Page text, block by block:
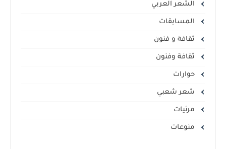
الشعر العربي
المسابقات
ثقافة و فنون
ثقافة وفنون
حوارات
شعر شعبي
مرئيات
منوعات